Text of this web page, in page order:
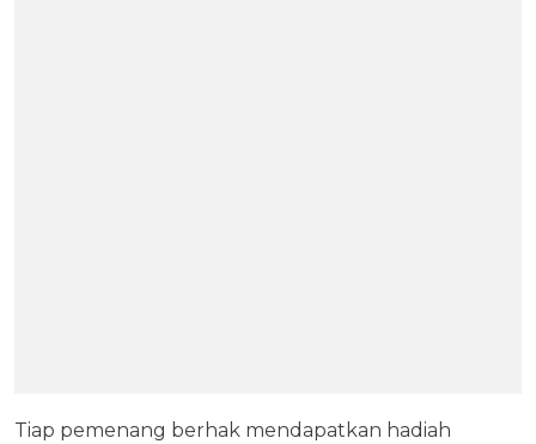
Tiap pemenang berhak mendapatkan hadiah